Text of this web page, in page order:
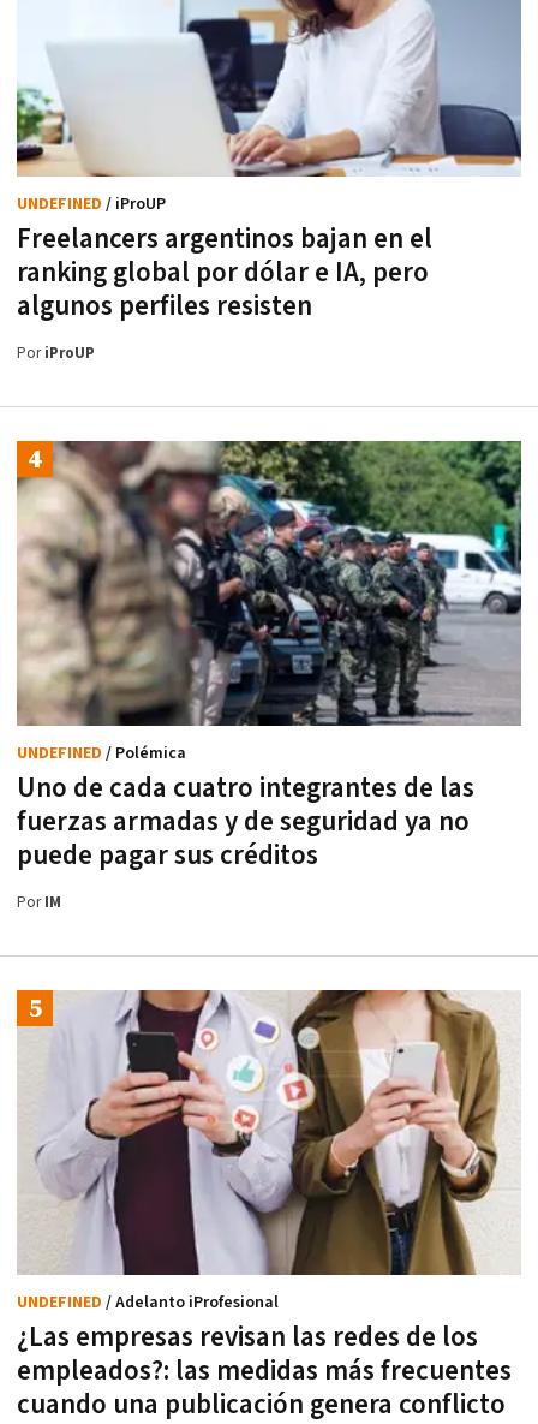
Freelancers argentinos bajan en el
ranking global por dólar e IA, pero
algunos perfiles resisten
UNDEFINED / iProUP
PoriProUP
Uno de cada cuatro integrantes de las
fuerzas armadas y de seguridad ya no
puede pagar sus créditos
UNDEFINED / Polémica
PorIM
¿Las empresas revisan las redes de los
empleados?: las medidas más frecuentes
cuando una publicación genera conflicto
UNDEFINED / Adelanto iProfesional